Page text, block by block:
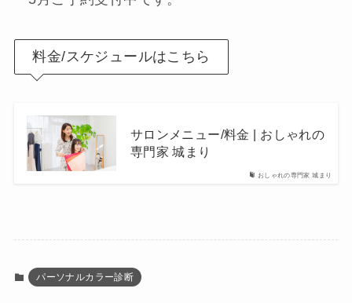
料金/スケジュールはこちら
おしゃれの専門家 城まり
サロンメニュー/料金 | おしゃれの
専門家 城まり
パーソナルカラー診断